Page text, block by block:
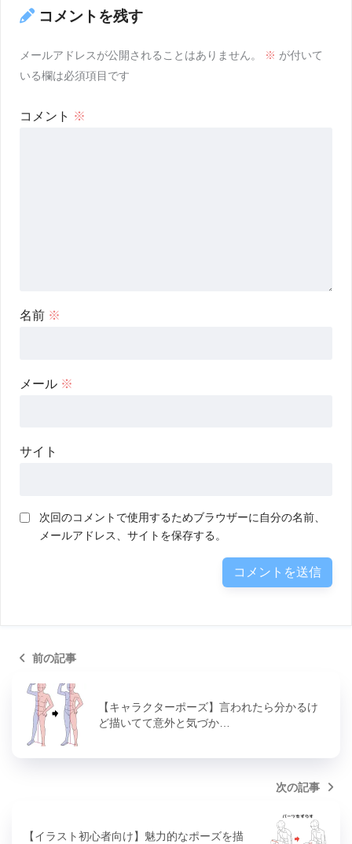
コメントを残す
メールアドレスが公開されることはありません。 ※ が付いて
いる欄は必須項目です
コメント ※
名前 ※
メール ※
サイト
次回のコメントで使用するためブラウザーに自分の名前、
メールアドレス、サイトを保存する。
前の記事
【キャラクターポーズ】言われたら分かるけ
ど描いてて意外と気づか…
次の記事
【イラスト初心者向け】魅力的なポーズを描